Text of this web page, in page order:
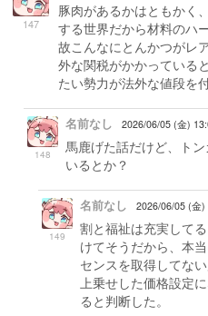
147
豚肉があるかはともかく
する世界だから材料のハ
故こんなにとんかつがレ
外な関税がかかっている
たい勢力が法外な値段を
148
名前なし 2026/06/05 (金)
馬鹿げた話だけど、ト
いるとか？
149
名前なし 2026/06/05 (金)
割と福祉は充実して
けてそうだから、本
センスを取得してな
上乗せした価格設定
ると判断した。